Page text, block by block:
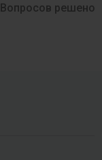
Вопросов решено